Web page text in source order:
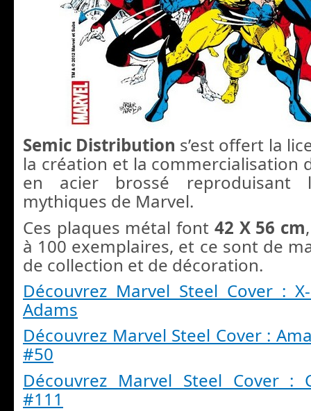
Semic Distribution s’est offert la
la création et la commercialisation
en acier brossé reproduisant
mythiques de Marvel.
Ces plaques métal font 42 X 56 cm
à 100 exemplaires, et ce sont de
de collection et de décoration.
Découvrez Marvel Steel Cover :
Adams
Découvrez Marvel Steel Cover :
#50
Découvrez Marvel Steel Cover :
#111